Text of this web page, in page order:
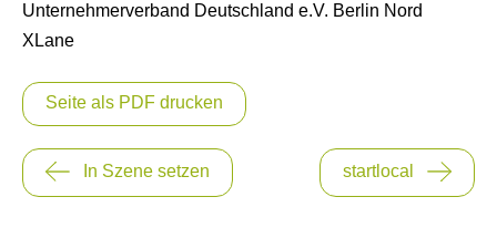
Unternehmerverband Deutschland e.V. Berlin Nord
XLane
Seite als PDF drucken
Beitragsnavigation
In Szene setzen startlocal